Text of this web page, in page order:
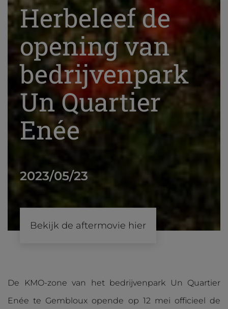
Herbeleef de
opening van
bedrijvenpark
Un Quartier
Enée
2023/05/23
Bekijk de aftermovie hier
De KMO-zone van het bedrijvenpark Un Quartier
Enée te Gembloux opende op 12 mei officieel de